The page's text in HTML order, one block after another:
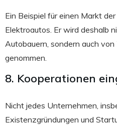
Ein Beispiel für einen Markt
Elektroautos. Er wird deshalb
Autobauern, sondern auch
genommen.
8. Kooperationen
Nicht jedes Unternehmen,
Existenzgründungen und